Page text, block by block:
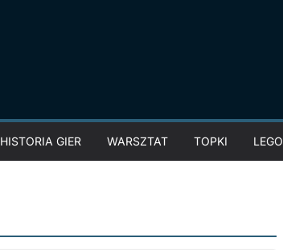
HISTORIA GIER WARSZTAT TOPKI LEGO